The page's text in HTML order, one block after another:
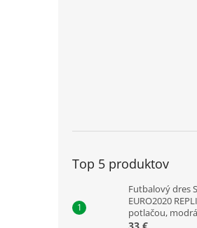
Top 5 produktov
Futbalový dres
EURO2020
potlačou, modrá